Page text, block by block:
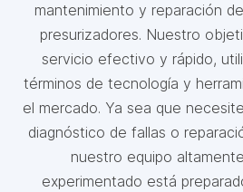
mantenimiento y reparación
presurizadores. Nuestro
servicio efectivo y rápido,
términos de tecnología y
el mercado. Ya sea que
diagnóstico de fallas o
nuestro equipo
experimentado está